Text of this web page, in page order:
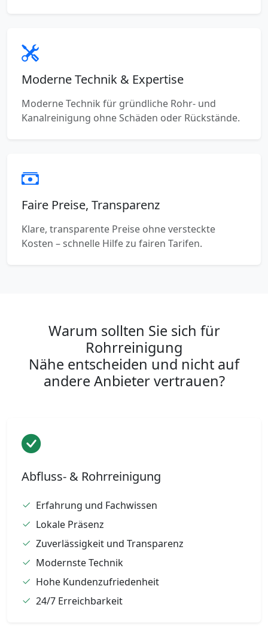
Moderne Technik & Expertise
Moderne Technik für gründliche Rohr- und
Kanalreinigung ohne Schäden oder Rückstände.
Faire Preise, Transparenz
Klare, transparente Preise ohne versteckte
Kosten – schnelle Hilfe zu fairen Tarifen.
Warum sollten Sie sich für
Rohrreinigung
Nähe entscheiden und nicht auf
andere Anbieter vertrauen?
Abfluss- & Rohrreinigung
Erfahrung und Fachwissen
Lokale Präsenz
Zuverlässigkeit und Transparenz
Modernste Technik
Hohe Kundenzufriedenheit
24/7 Erreichbarkeit